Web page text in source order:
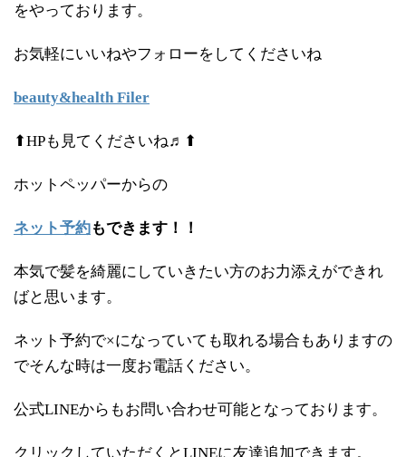
をやっております。
お気軽にいいねやフォローをしてくださいね
beauty&health Filer
⬆HPも見てくださいね♬⬆
ホットペッパーからの
ネット予約もできます！！
本気で髪を綺麗にしていきたい方のお力添えができれ
ばと思います。
ネット予約で×になっていても取れる場合もありますの
でそんな時は一度お電話ください。
公式LINEからもお問い合わせ可能となっております。
クリックしていただくとLINEに友達追加できます。